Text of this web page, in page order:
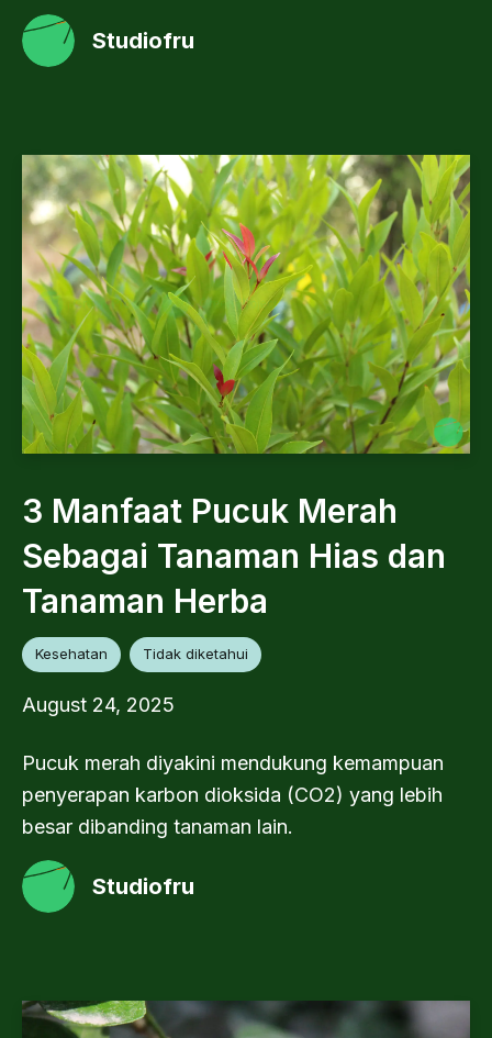
Studiofru
3 Manfaat Pucuk Merah
Sebagai Tanaman Hias dan
Tanaman Herba
Kesehatan Tidak diketahui
August 24, 2025
Pucuk merah diyakini mendukung kemampuan
penyerapan karbon dioksida (CO2) yang lebih
besar dibanding tanaman lain.
Studiofru